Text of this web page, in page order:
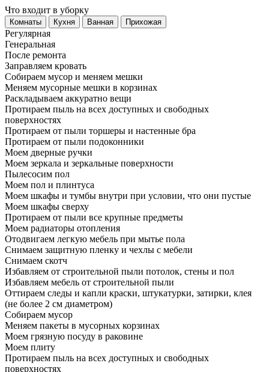
Что входит в уборку
Регу­лярная
Гене­ральная
После ремонта
Заправляем кровать
Собираем мусор и меняем мешки
Меняем мусорные мешки в корзинах
Раскладываем аккуратно вещи
Протираем пыль на всех доступных и свободных
поверхностях
Протираем от пыли торшеры и настенные бра
Протираем от пыли подоконники
Моем дверные ручки
Моем зеркала и зеркальные поверхности
Пылесосим пол
Моем пол и плинтуса
Моем шкафы и тумбы внутри при условии, что они пустые
Моем шкафы сверху
Протираем от пыли все крупные предметы
Моем радиаторы отопления
Отодвигаем легкую мебель при мытье пола
Снимаем защитную пленку и чехлы с мебели
Снимаем скотч
Избавляем от строительной пыли потолок, стены и пол
Избавляем мебель от строительной пыли
Оттираем следы и капли краски, штукатурки, затирки, клея
(не более 2 см диаметром)
Собираем мусор
Меняем пакеты в мусорных корзинах
Моем грязную посуду в раковине
Моем плиту
Протираем пыль на всех доступных и свободных
поверхностях